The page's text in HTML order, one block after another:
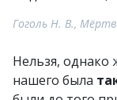
Гоголь Н. В.,
Нельзя, однако
нашего была